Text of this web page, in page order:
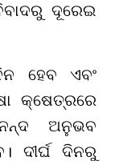
ଦୂରେଇ
ହେବ ଏବଂ
କ୍ଷେତ୍ରରେ
ଅନୁଭବ
ଦୀର୍ଘ ଦିନରୁ